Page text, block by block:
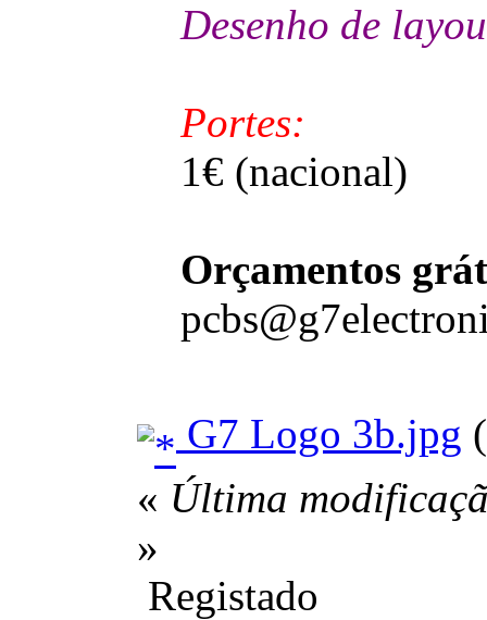
Desenho de
Portes:
1€ (nacional)
Orçamentos
G7 Logo 3b.jpg
« Última
»
Registado